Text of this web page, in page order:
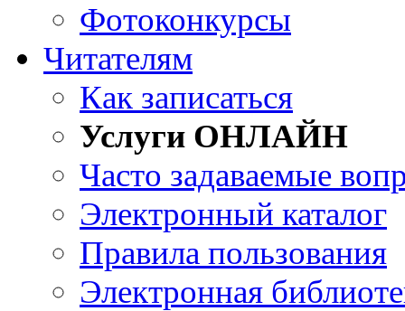
Фотоконкурсы
Читателям
Как записаться
Услуги ОНЛАЙН
Часто задаваемые
Электронный каталог
Правила пользования
Электронная